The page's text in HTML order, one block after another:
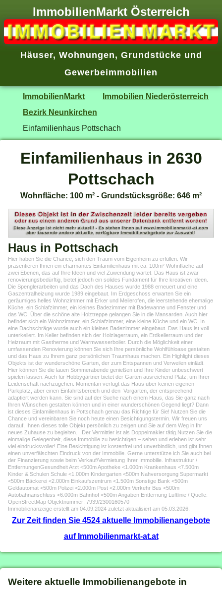
ImmobilienMarkt Österreich
Häuser, Wohnungen, Grundstücke und
Gewerbeimmobilien
ImmobilienMarkt
Immobilien Niederösterreich
Bezirk Neunkirchen
Einfamilienhaus Pottschach
Einfamilienhaus in 2630
Pottschach
Wohnfläche: 100 m² - Grundstücksgröße: 646 m²
Haus in Pottschach
Hier haben Sie die Chance, sich den Traum vom Eigenheim zu erfüllen. Wir
präsentieren Ihnen ein charmantes Einfamilienhaus mit ca. 100m² Wohnfläche auf
zwei Ebenen, das auf Ihre Ideen und viel Zuwendung wartet. Das Haus ist zwar
renovierungsbedürftig, bietet jedoch ein solides Fundament für Ihre kreativen Ideen.
Die Spenglerarbeiten und das Dach des Hauses wurde 1988 erneuert und eine
Gaszentralheizung wurde 1989 eingebaut. Im Erdgeschoss erwarten Sie ein
geräumiges helles Wohnzimmer mit Erker und Meilerofen, die leerstehende ehemalige
Küche, ein Schlafzimmer, ein kleines Badezimmer mit Badewanne und Fenster und
das WC. Über die schöne alte Holztreppe gelangen Sie in die Mansarden. Auch hier
befindet sich ein Wohnzimmer, ein Schlafzimmer, eine kleine Küche und ein WC. In
eine Dachschräge wurde auch ein kleines Badezimmer eingebaut. Das Haus ist voll
unterkellert. Im Keller befinden sich der Holzlagerraum, ein Erdkellerraum und der
Heizraum mit Gastherme und Warmwasserboiler. Durch die Möglichkeit einer
umfassenden Renovierung können Sie sich Ihre persönliche Wohlfühloase gestalten
und das Haus zu Ihrem ganz persönlichen Traumhaus machen. Ein Highlight dieses
Objekts ist der wunderschöne Garten, der zum Entspannen und Verweilen einlädt.
Hier können Sie die lauen Sommerabende genießen und Ihre Kinder unbeschwert
spielen lassen. Auch für Hobbygärtner bietet der Garten ausreichend Platz, um Ihrer
Leidenschaft nachzugehen. Momentan verfügt das Haus über keinen eigenen
Parkplatz, aber einen Einfahrtsbereich und den Vorgarten, der entsprechend
adaptiert werden kann. Sie sind auf der Suche nach einem Haus, das Sie ganz nach
Ihren Wünschen gestalten können und in einer wunderschönen Gegend liegt? Dann
ist dieses Einfamilienhaus in Pottschach genau das Richtige für Sie! Nutzen Sie die
Chance und vereinbaren Sie noch heute einen Besichtigungstermin. Wir freuen uns
darauf, Ihnen dieses tolle Objekt persönlich zu zeigen und Sie auf dem Weg in Ihr
neues Zuhause zu begleiten. Der Vermittler ist als Doppelmakler tätig.Nutzen Sie die
einmalige Gelegenheit, diese Immobilie zu besichtigen – sehen und erleben ist sehr
viel eindrucksvoller! Eine Besichtigung ist kostenfrei und unverbindlich, und gibt Ihnen
einen unverfälschten Eindruck von der Immobilie. Gerne unterstütze ich Sie auch bei
der Finanzierung sowie beim Verkauf/Vermietung Ihrer Immobilie. Infrastruktur /
EntfernungenGesundheit Arzt <500m Apotheke <1.000m Krankenhaus <7.500m
Kinder & Schulen Schule <1.000m Kindergarten <500m Nahversorgung Supermarkt
<500m Bäckerei <2.000m Einkaufszentrum <1.500m Sonstige Bank <500m
Geldautomat <500m Polizei <2.000m Post <2.000m Verkehr Bus <500m
Autobahnanschluss <6.000m Bahnhof <500m Angaben Entfernung Luftlinie / Quelle:
OpenStreetMap Objektnummer: 7939/2300160570
Immobilienanzeige erstellt am 04.09.2024 zuletzt aktualisiert am 05.03.2026.
Zur Zeit finden Sie 4524 aktuelle Immobilienangebote
auf Immobilienmarkt-at.at
Weitere aktuelle Immobilienangebote in